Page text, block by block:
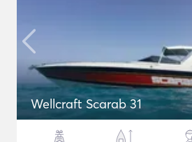
Wellcraft Scarab 31